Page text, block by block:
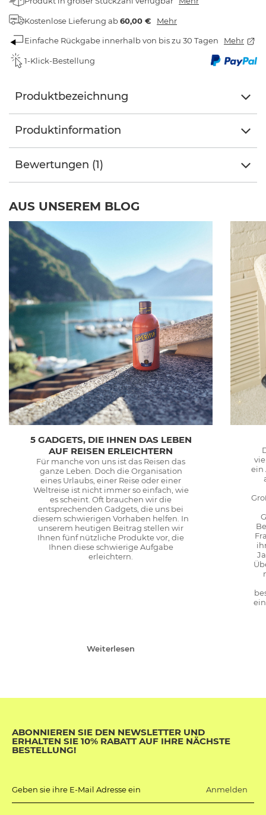
Kostenlose Lieferung ab60,00 € Mehr
Einfache Rückgabe innerhalb von bis zu 30 Tagen Mehr
1-Klick-Bestellung
Produktbezeichnung
Produktinformation
Bewertungen (1)
AUS UNSEREM BLOG
5 GADGETS, DIE IHNEN DAS LEBEN
AUF REISEN ERLEICHTERN
Für manche von uns ist das Reisen das
ganze Leben. Doch die Organisation
eines Urlaubs, einer Reise oder einer
Weltreise ist nicht immer so einfach, wie
es scheint. Oft brauchen wir die
entsprechenden Gadgets, die uns bei
diesem schwierigen Vorhaben helfen. In
unserem heutigen Beitrag stellen wir
Ihnen fünf nützliche Produkte vor, die
Ihnen diese schwierige Aufgabe
erleichtern.
Weiterlesen
ein
ABONNIEREN SIE DEN NEWSLETTER UND
ERHALTEN SIE 10% RABATT AUF IHRE NÄCHSTE
BESTELLUNG!
Geben sie ihre E-Mail Adresse ein Anmelden